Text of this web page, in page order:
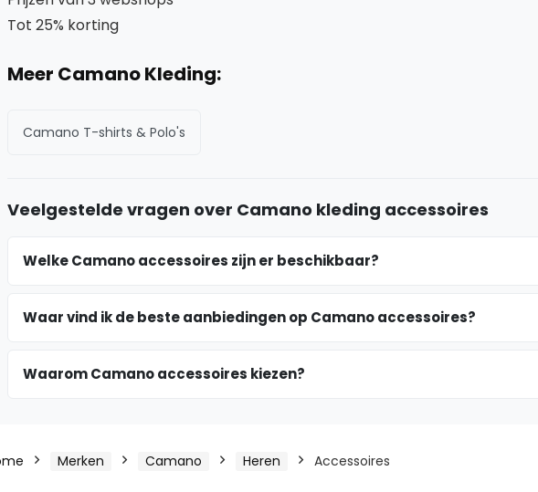
Tot 25% korting
Meer Camano Kleding:
Camano T-shirts & Polo's
Veelgestelde vragen over Camano kleding accessoires
Welke Camano accessoires zijn er beschikbaar?
Waar vind ik de beste aanbiedingen op Camano accessoires?
Waarom Camano accessoires kiezen?
Merken Camano Heren Accessoires